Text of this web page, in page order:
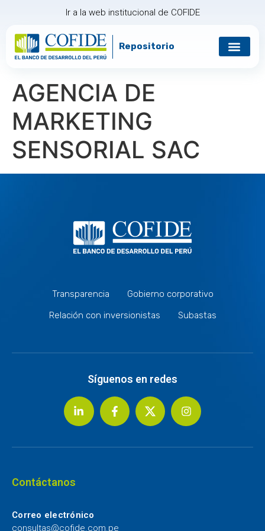
Ir a la web institucional de COFIDE
Repositorio
AGENCIA DE
MARKETING
SENSORIAL SAC
Transparencia
Gobierno corporativo
Relación con inversionistas
Subastas
Síguenos en redes
Contáctanos
Correo electrónico
consultas@cofide.com.pe